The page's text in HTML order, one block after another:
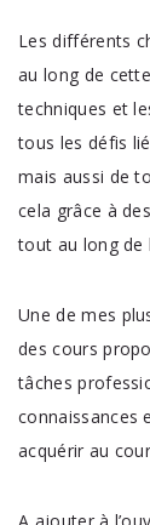
Les différents
au long de
techniques et
tous les défis
mais aussi de
cela grâce à
tout au long de
Une de mes
des cours
tâches
connaissances
acquérir au